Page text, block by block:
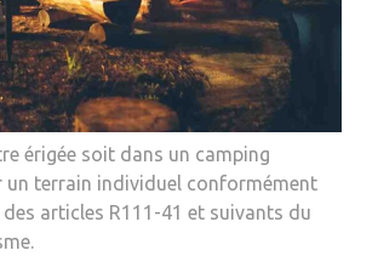
érigée soit dans un camping
un terrain individuel conformément
articles R111-41 et suivants du